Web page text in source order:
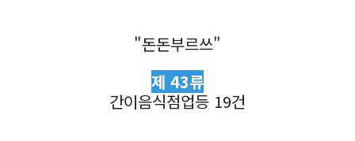
"돈돈부르쓰"
제 43류
간이음식점업등 19건